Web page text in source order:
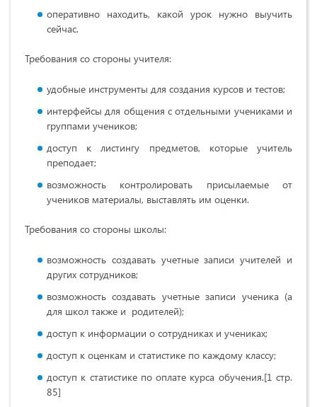
оперативно находить, какой урок нужно выучить
сейчас.
Требования со стороны учителя:
удобные инструменты для создания курсов и тестов;
интерфейсы для общения с отдельными учениками и
группами учеников;
доступ к листингу предметов, которые учитель
преподает;
возможность контролировать присылаемые от
учеников материалы, выставлять им оценки.
Требования со стороны школы:
возможность создавать учетные записи учителей и
других сотрудников;
возможность создавать учетные записи ученика (а
для школ также и родителей);
доступ к информации о сотрудниках и учениках;
доступ к оценкам и статистике по каждому классу;
доступ к статистике по оплате курса обучения.[1 стр.
85]